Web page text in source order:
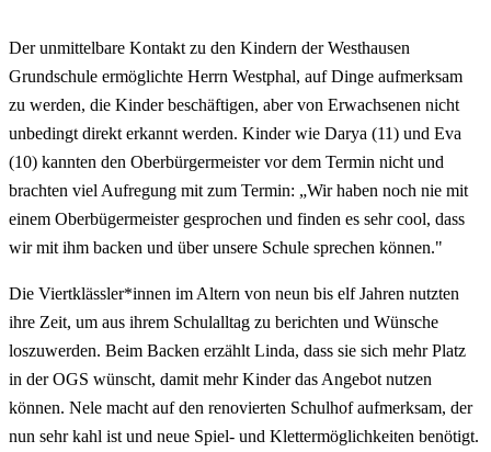
Der unmittelbare Kontakt zu den Kindern der Westhausen
Grundschule ermöglichte Herrn Westphal, auf Dinge aufmerksam
zu werden, die Kinder beschäftigen, aber von Erwachsenen nicht
unbedingt direkt erkannt werden. Kinder wie Darya (11) und Eva
(10) kannten den Oberbürgermeister vor dem Termin nicht und
brachten viel Aufregung mit zum Termin: „Wir haben noch nie mit
einem Oberbügermeister gesprochen und finden es sehr cool, dass
wir mit ihm backen und über unsere Schule sprechen können."
Die Viertklässler*innen im Altern von neun bis elf Jahren nutzten
ihre Zeit, um aus ihrem Schulalltag zu berichten und Wünsche
loszuwerden. Beim Backen erzählt Linda, dass sie sich mehr Platz
in der OGS wünscht, damit mehr Kinder das Angebot nutzen
können. Nele macht auf den renovierten Schulhof aufmerksam, der
nun sehr kahl ist und neue Spiel- und Klettermöglichkeiten benötigt.